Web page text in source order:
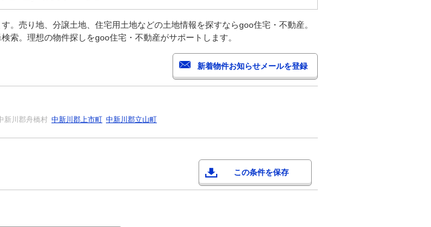
売り地、分譲土地、住宅用土地などの土地情報を探すならgoo住宅・不動産。
索。理想の物件探しをgoo住宅・不動産がサポートします。
新川郡舟橋村 中新川郡上市町 中新川郡立山町
この条件を保存